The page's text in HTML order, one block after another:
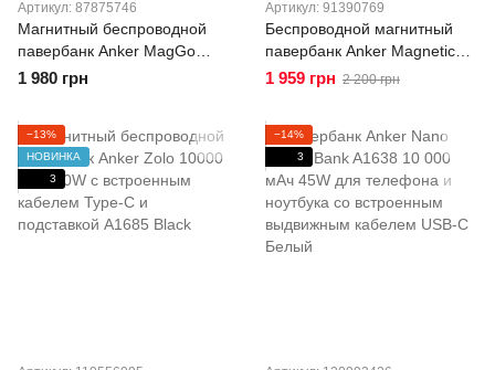
Артикул: 87875746
Магнитный беспроводной
павербанк Anker MagGo
A1618 5000 mAh 12W с
1 980 грн
Артикул: 91390769
Беспроводной магнитный
павербанк Anker Magnetic
battery 622 (MagGo) 5000
(A1614)
1 959 грн 2 200 грн
−13%
НОВИНКА
3
−14%
3